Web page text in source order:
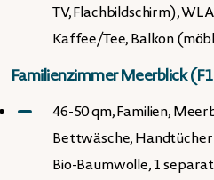
TV, Flachbildschirm),
Kaffee/Tee, Balkon
Familienzimmer Meerblick
46-50 qm, Familien,
Bettwäsche,
Bio-Baumwolle, 1